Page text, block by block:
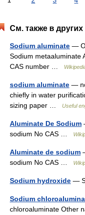
См. также в
Sodium aluminate —
Sodium metaaluminate
CAS number …
sodium aluminate —
chiefly in water
sizing paper …
Useful
Aluminate De Sodium
sodium No CAS …
Aluminate de sodium
sodium No CAS …
Sodium hydroxide —
Sodium
chloroaluminate Other